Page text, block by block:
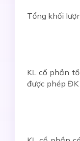
Tổng khối
KL cổ phần
được phép ĐK